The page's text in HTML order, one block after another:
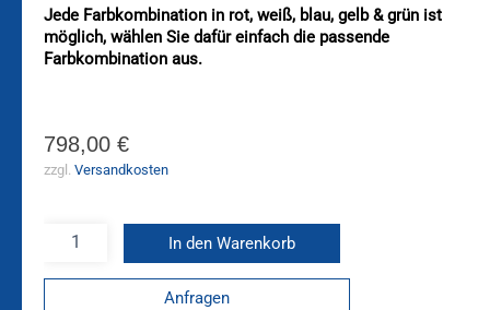
Jede Farbkombination in rot, weiß, blau, gelb & grün ist
möglich, wählen Sie dafür einfach die passende
Farbkombination aus.
798,00 €
zzgl. Versandkosten
In den Warenkorb
Anfragen